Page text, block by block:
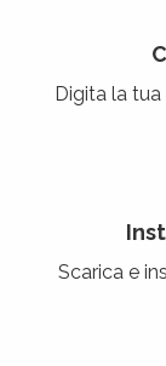
Digita la
Scarica e